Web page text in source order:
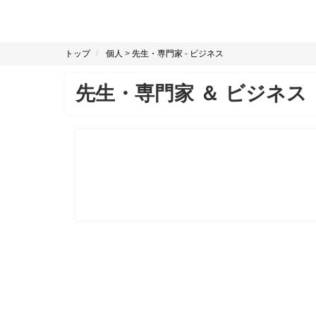
トップ 個人 > 先生・専門家 - ビジネス
先生・専門家 ＆ ビジネス